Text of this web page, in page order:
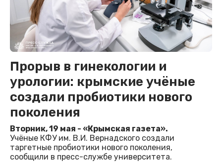
Прорыв в гинекологии и
урологии: крымские учёные
создали пробиотики нового
поколения
Вторник, 19 мая - «Крымская газета».
Учёные КФУ им. В.И. Вернадского создали
таргетные пробиотики нового поколения,
сообщили в пресс-службе университета.